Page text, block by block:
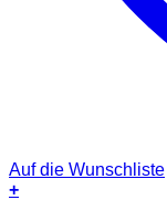
Auf die Wunschliste
+